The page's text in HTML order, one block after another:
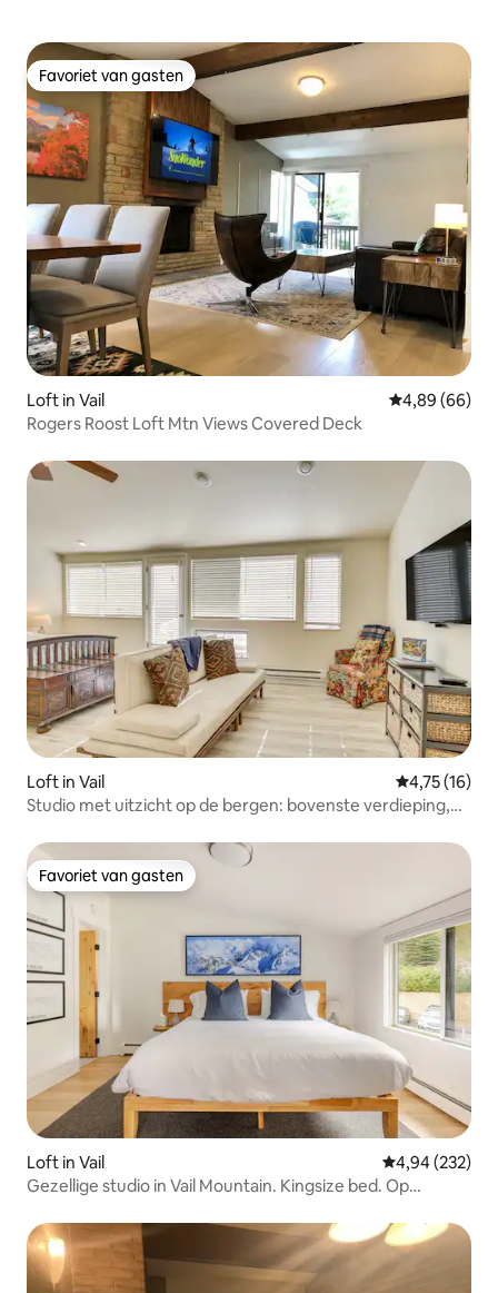
Favoriet van gasten
Favoriet van gasten
Loft in Vail Gemiddelde
4,89 (66)
Rogers Roost Loft Mtn Views Covered Deck
Loft in Vail Gemiddelde
4,75 (16)
Studio met uitzicht op de bergen: bovenste verdieping,
Favoriet van gasten
Favoriet van gasten
Loft in Vail Gemiddelde
4,94 (232)
Gezellige studio in Vail Mountain. Kingsize bed. Op